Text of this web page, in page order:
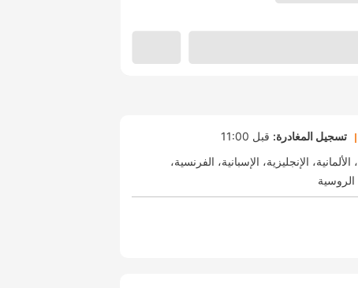
تسجيل المغادرة: قبل 11:00
الألمانية الإنجليزية الإسبانية
الفرنسية
الروسية